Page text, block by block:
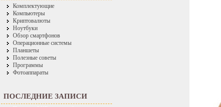
Комплектующие
Компьютеры
Криптовалюты
Ноутбуки
Обзор смартфонов
Операционные системы
Планшеты
Полезные советы
Программы
Фотоаппараты
ПОСЛЕДНИЕ ЗАПИСИ